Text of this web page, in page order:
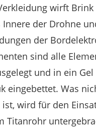
wirft Brink
Innere der Drohne
der
sind alle
und in ein Gel
eingebettet. Was
wird für den
Titanrohr